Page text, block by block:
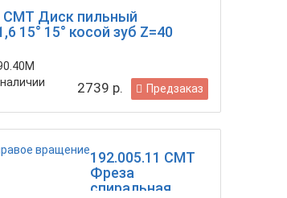
CMT Диск пильный
15° 15° косой зуб Z=40
2739 р. Предзаказ
192.005.11 CMT
Фреза
спиральная